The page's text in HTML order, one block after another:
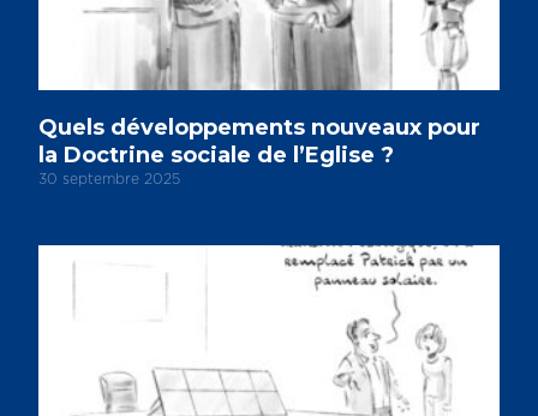
Quels développements nouveaux pour
la Doctrine sociale de l’Eglise ?
30 septembre 2025